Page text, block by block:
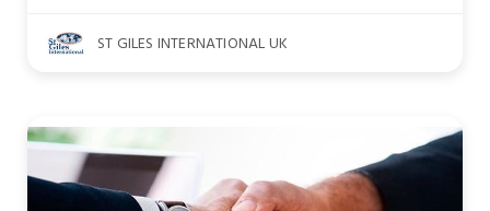
ST GILES INTERNATIONAL UK